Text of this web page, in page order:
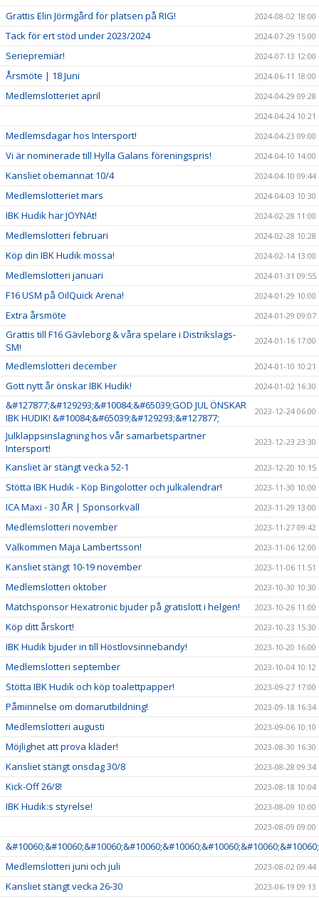
Grattis Elin Jörmgård för platsen på RIG! 2024-08-02 18:00
Tack för ert stöd under 2023/2024 2024-07-29 15:00
Seriepremiär! 2024-07-13 12:00
Årsmöte | 18 Juni 2024-06-11 18:00
Medlemslotteriet april
2024-04-29 09:28
2024-04-24 10:21
Medlemsdagar hos Intersport! 2024-04-23 09:00
Vi är nominerade till Hylla Galans föreningspris! 2024-04-10 14:00
Kansliet obemannat 10/4 2024-04-10 09:44
Medlemslotteriet mars 2024-04-03 10:30
IBK Hudik har JOYNAt! 2024-02-28 11:00
Medlemslotteri februari 2024-02-28 10:28
Köp din IBK Hudik mössa! 2024-02-14 13:00
Medlemslotteri januari 2024-01-31 09:55
F16 USM på OilQuick Arena! 2024-01-29 10:00
Extra årsmöte 2024-01-29 09:07
Grattis till F16 Gävleborg & våra spelare i Distrikslags-
SM!
2024-01-16 17:00
Medlemslotteri december 2024-01-10 10:21
Gott nytt år önskar IBK Hudik! 2024-01-02 16:30
&#127877;&#129293;&#10084;&#65039;GOD JUL ÖNSKAR
IBK HUDIK! &#10084;&#65039;&#129293;&#127877;
2023-12-24 06:00
Julklappsinslagning hos vår samarbetspartner
Intersport!
2023-12-23 23:30
Kansliet är stängt vecka 52-1 2023-12-20 10:15
Stötta IBK Hudik - Köp Bingolotter och julkalendrar! 2023-11-30 10:00
ICA Maxi - 30 ÅR | Sponsorkväll 2023-11-29 13:00
Medlemslotteri november 2023-11-27 09:42
Välkommen Maja Lambertsson! 2023-11-06 12:00
Kansliet stängt 10-19 november 2023-11-06 11:51
Medlemslotteri oktober 2023-10-30 10:30
Matchsponsor Hexatronic bjuder på gratislott i helgen! 2023-10-26 11:00
Köp ditt årskort! 2023-10-23 15:30
IBK Hudik bjuder in till Höstlovsinnebandy! 2023-10-20 16:00
Medlemslotteri september 2023-10-04 10:12
Stötta IBK Hudik och köp toalettpapper! 2023-09-27 17:00
Påminnelse om domarutbildning! 2023-09-18 16:34
Medlemslotteri augusti 2023-09-06 10:10
Möjlighet att prova kläder! 2023-08-30 16:30
Kansliet stängt onsdag 30/8 2023-08-28 09:34
Kick-Off 26/8! 2023-08-18 10:04
IBK Hudik:s styrelse!
2023-08-09 10:00
2023-08-09 09:00
Medlemslotteri juni och juli
2023-08-02 09:44
Kansliet stängt vecka 26-30 2023-06-19 09:13